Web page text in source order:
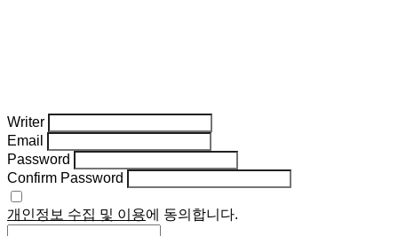
Writer
Email
Password
Confirm Password
개인정보 수집 및 이용에 동의합니다.